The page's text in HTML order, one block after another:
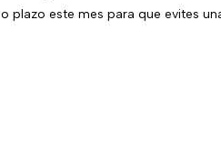
plazo este mes para que evites